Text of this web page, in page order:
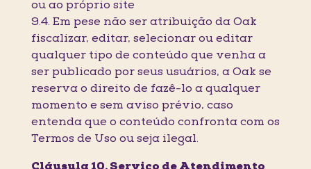
ou ao próprio site
9.4. Em pese não ser atribuição da Oak
fiscalizar, editar, selecionar ou editar
qualquer tipo de conteúdo que venha a
ser publicado por seus usuários, a Oak se
reserva o direito de fazê-lo a qualquer
momento e sem aviso prévio, caso
entenda que o conteúdo confronta com os
Termos de Uso ou seja ilegal.